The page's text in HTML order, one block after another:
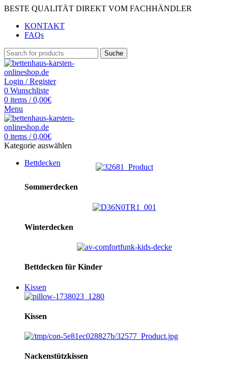
BESTE QUALITÄT DIREKT VOM FACHHÄNDLER
KONTAKT
FAQs
Suche
Login / Register
0 Wunschliste
0 items / 0,00€
Menu
0 items / 0,00€
Kategorie auswählen
Bettdecken
Sommerdecken
Winterdecken
Bettdecken für Kinder
Kissen
Kissen
Nackenstützkissen